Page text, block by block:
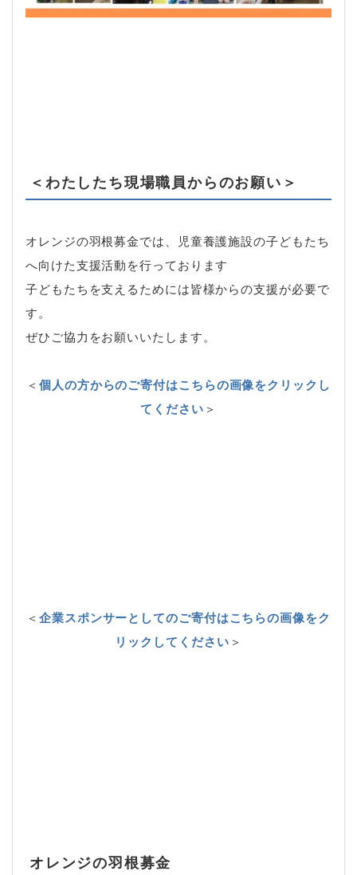
＜わたしたち現場職員からのお願い＞
オレンジの羽根募金では、児童養護施設の子どもたち
へ向けた支援活動を行っております
子どもたちを支えるためには皆様からの支援が必要で
す。
ぜひご協力をお願いいたします。
＜個人の方からのご寄付はこちらの画像をクリックし
てください＞
＜企業スポンサーとしてのご寄付はこちらの画像をク
リックしてください＞
オレンジの羽根募金